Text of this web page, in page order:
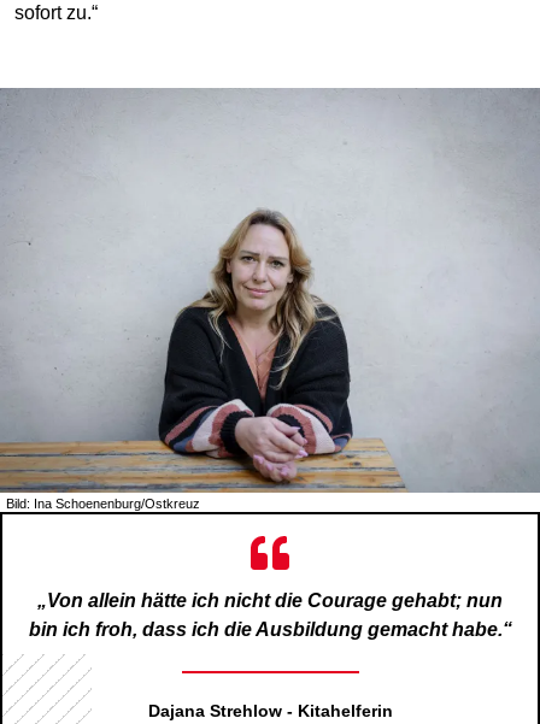
sofort zu.“
Bild: Ina Schoenenburg/Ostkreuz
„Von allein hätte ich nicht die Courage gehabt; nun
bin ich froh, dass ich die Ausbildung gemacht habe.“
Dajana Strehlow - Kitahelferin